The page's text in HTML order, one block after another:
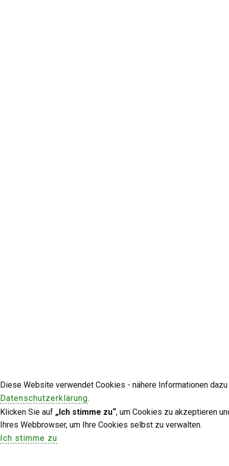
Diese Website verwendet Cookies - nähere Informationen
Datenschutzerklärung.
Klicken Sie auf „Ich stimme zu“, um Cookies zu akzeptieren
Ihres Webbrowser, um Ihre Cookies selbst zu verwalten.
Ich stimme zu